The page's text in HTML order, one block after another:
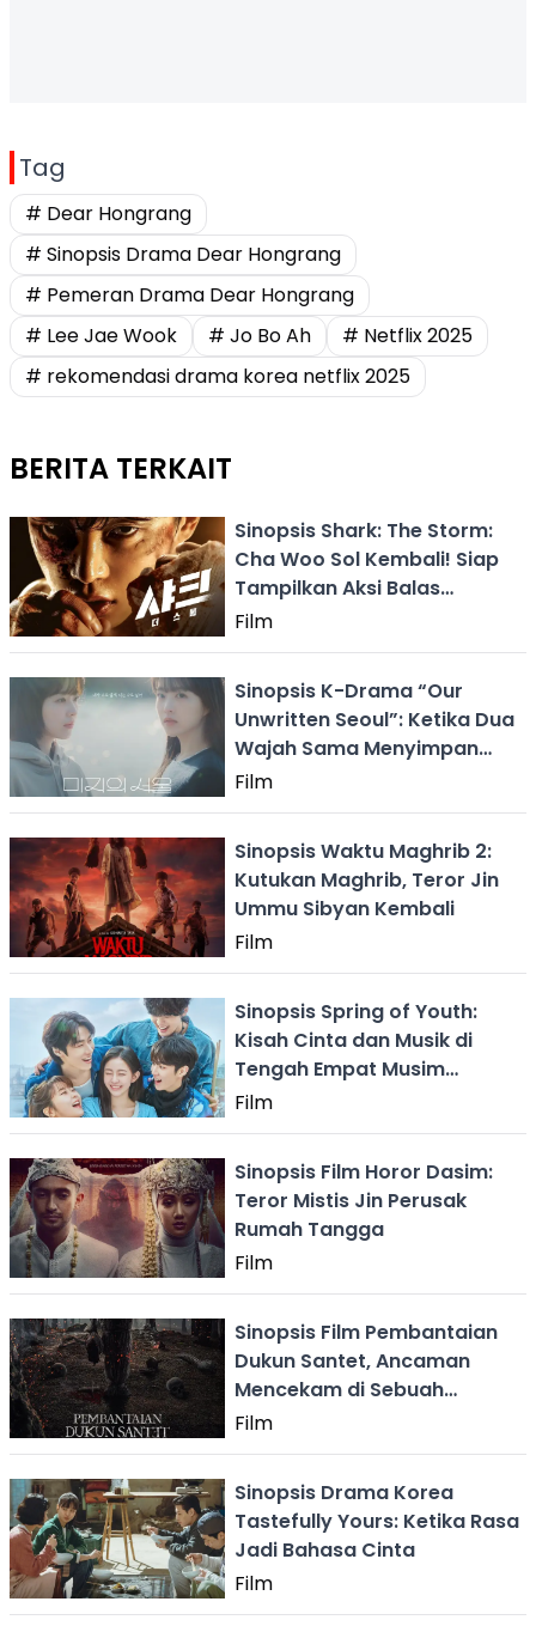
Tag
# Dear Hongrang
# Sinopsis Drama Dear Hongrang
# Pemeran Drama Dear Hongrang
# Lee Jae Wook
# Jo Bo Ah
# Netflix 2025
# rekomendasi drama korea netflix 2025
BERITA TERKAIT
Sinopsis Shark: The Storm:
Cha Woo Sol Kembali! Siap
Tampilkan Aksi Balas
Dendam yang Lebih Brutal
Film
Sinopsis K-Drama “Our
Unwritten Seoul”: Ketika Dua
Wajah Sama Menyimpan
Rahasia yang Berbeda
Film
Sinopsis Waktu Maghrib 2:
Kutukan Maghrib, Teror Jin
Ummu Sibyan Kembali
Film
Sinopsis Spring of Youth:
Kisah Cinta dan Musik di
Tengah Empat Musim
Kehidupan
Film
Sinopsis Film Horor Dasim:
Teror Mistis Jin Perusak
Rumah Tangga
Film
Sinopsis Film Pembantaian
Dukun Santet, Ancaman
Mencekam di Sebuah
Pesantren
Film
Sinopsis Drama Korea
Tastefully Yours: Ketika Rasa
Jadi Bahasa Cinta
Film